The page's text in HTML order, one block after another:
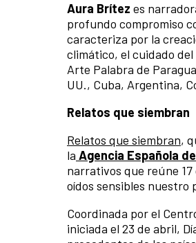
Aura Brítez es
profundo compromiso
caracteriza por la
climático, el cuidado
Arte Palabra de
UU., Cuba, Argentina,
Relatos que siembran
Relatos que siembran,
la Agencia Española
narrativos que reúne
oídos sensibles nuestro
Coordinada por el
iniciada el 23 de abril,